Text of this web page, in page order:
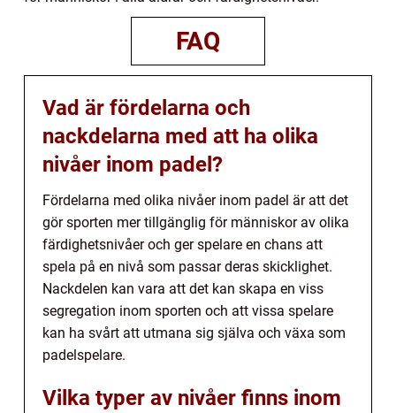
FAQ
Vad är fördelarna och
nackdelarna med att ha olika
nivåer inom padel?
Fördelarna med olika nivåer inom padel är att det
gör sporten mer tillgänglig för människor av olika
färdighetsnivåer och ger spelare en chans att
spela på en nivå som passar deras skicklighet.
Nackdelen kan vara att det kan skapa en viss
segregation inom sporten och att vissa spelare
kan ha svårt att utmana sig själva och växa som
padelspelare.
Vilka typer av nivåer finns inom